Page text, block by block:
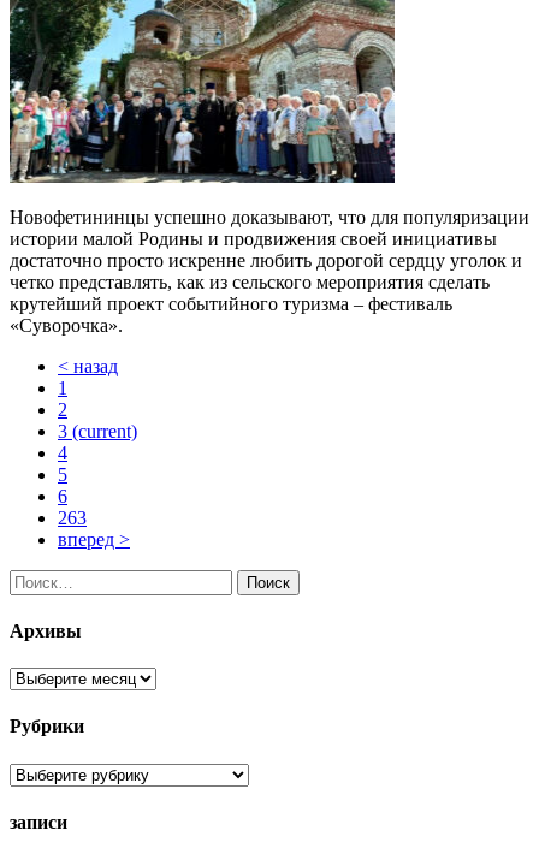
Новофетининцы успешно доказывают, что для популяризации
истории малой Родины и продвижения своей инициативы
достаточно просто искренне любить дорогой сердцу уголок и
четко представлять, как из сельского мероприятия сделать
крутейший проект событийного туризма – фестиваль
«Суворочка».
< назад
1
2
3 (current)
4
5
6
263
вперед >
Найти:
Архивы
Архивы
Рубрики
Рубрики
записи